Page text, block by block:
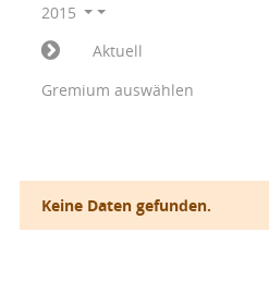
2015
Aktuell
Gremium auswählen
Keine Daten gefunden.